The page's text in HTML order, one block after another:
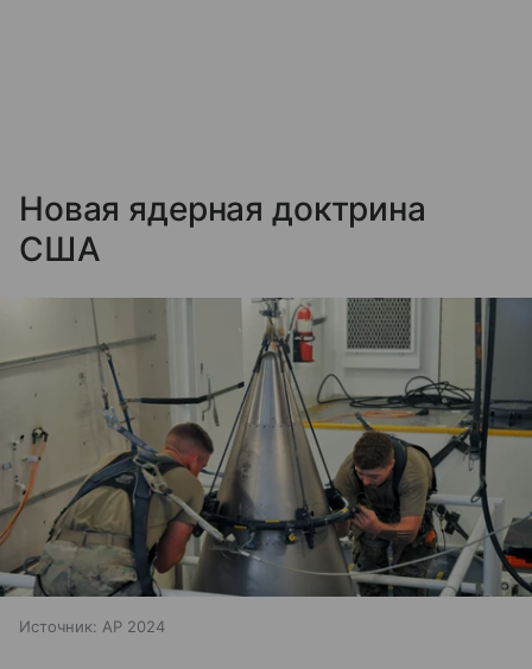
Новая ядерная доктрина
США
Источник: AP 2024